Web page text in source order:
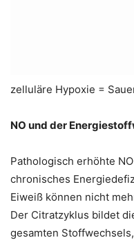
zelluläre Hypoxie =
NO und der
Pathologisch erhöhte
chronisches
Eiweiß können nicht
Der Citratzyklus bildet
gesamten